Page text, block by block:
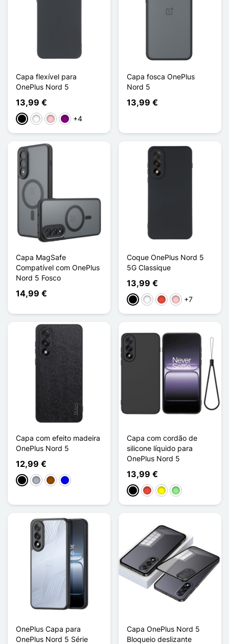
Capa flexível para
OnePlus Nord 5
13,99 €
PretoBrancoRosaPúrpura
+4
Capa fosca OnePlus
Nord 5
13,99 €
Capa MagSafe
Compatível com OnePlus
Nord 5 Fosco
14,99 €
Coque OnePlus Nord 5
5G Classique
13,99 €
PretoBrancoVermelho
Rosa+7
Capa com efeito madeira
OnePlus Nord 5
12,99 €
PretoCinzento
Castanho
Azul
Capa com cordão de
silicone líquido para
OnePlus Nord 5
13,99 €
PretoVermelho
AmareloVerde claro
OnePlus Capa para
OnePlus Nord 5 Série
Capa OnePlus Nord 5
Bloqueio deslizante